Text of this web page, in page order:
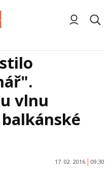
vlnu
17. 02. 2016 09:30